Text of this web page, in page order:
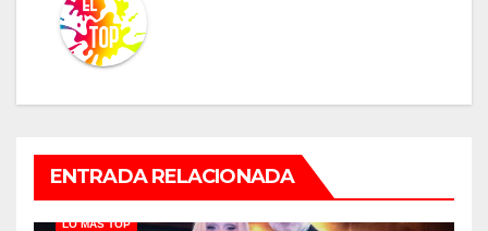
ENTRADA RELACIONADA
LO MÁS TOP